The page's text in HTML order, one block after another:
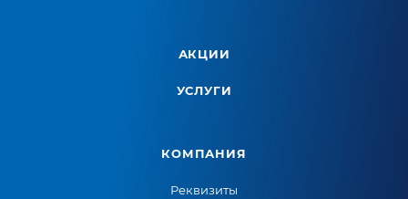
АКЦИИ
УСЛУГИ
КОМПАНИЯ
Реквизиты